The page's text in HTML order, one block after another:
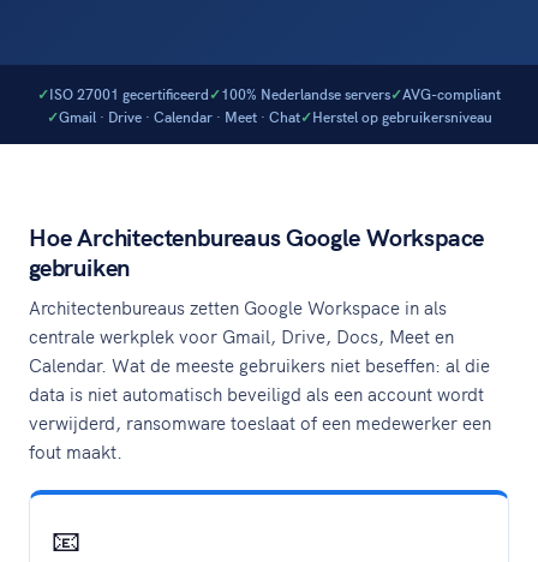
ISO 27001 gecertificeerd 100% Nederlandse servers AVG-compliant
Gmail · Drive · Calendar · Meet · Chat
Herstel op gebruikersniveau
Hoe Architectenbureaus Google Workspace
gebruiken
Architectenbureaus zetten Google Workspace in als
centrale werkplek voor Gmail, Drive, Docs, Meet en
Calendar. Wat de meeste gebruikers niet beseffen: al die
data is niet automatisch beveiligd als een account wordt
verwijderd, ransomware toeslaat of een medewerker een
fout maakt.
📧